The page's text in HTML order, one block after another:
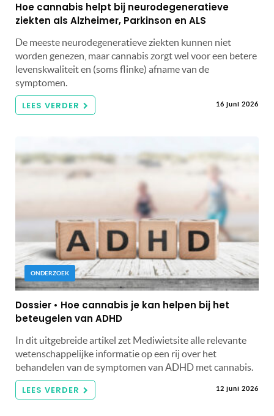
Hoe cannabis helpt bij neurodegeneratieve
ziekten als Alzheimer, Parkinson en ALS
De meeste neurodegeneratieve ziekten kunnen niet
worden genezen, maar cannabis zorgt wel voor een betere
levenskwaliteit en (soms flinke) afname van de
symptomen.
LEES VERDER 16 juni 2026
ONDERZOEK
Dossier • Hoe cannabis je kan helpen bij het
beteugelen van ADHD
In dit uitgebreide artikel zet Mediwietsite alle relevante
wetenschappelijke informatie op een rij over het
behandelen van de symptomen van ADHD met cannabis.
LEES VERDER 12 juni 2026